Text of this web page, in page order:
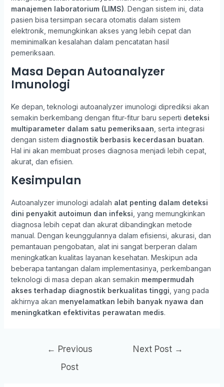
manajemen laboratorium (LIMS). Dengan sistem ini, data
pasien bisa tersimpan secara otomatis dalam sistem
elektronik, memungkinkan akses yang lebih cepat dan
meminimalkan kesalahan dalam pencatatan hasil
pemeriksaan.
Masa Depan Autoanalyzer
Imunologi
Ke depan, teknologi autoanalyzer imunologi diprediksi akan
semakin berkembang dengan fitur-fitur baru seperti deteksi
multiparameter dalam satu pemeriksaan , serta integrasi
dengan sistem diagnostik berbasis kecerdasan buatan.
Hal ini akan membuat proses diagnosa menjadi lebih cepat,
akurat, dan efisien.
Kesimpulan
Autoanalyzer imunologi adalah alat penting dalam deteksi
dini penyakit autoimun dan infeksi , yang memungkinkan
diagnosa lebih cepat dan akurat dibandingkan metode
manual. Dengan keunggulannya dalam efisiensi, akurasi, dan
pemantauan pengobatan, alat ini sangat berperan dalam
meningkatkan kualitas layanan kesehatan. Meskipun ada
beberapa tantangan dalam implementasinya, perkembangan
teknologi di masa depan akan semakin mempermudah
akses terhadap diagnostik berkualitas tinggi , yang pada
akhirnya akan menyelamatkan lebih banyak nyawa dan
meningkatkan efektivitas perawatan medis.
← Previous
Post
Next Post →